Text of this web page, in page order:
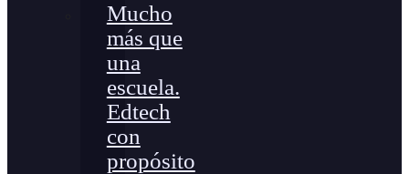
Mucho
más que
una
escuela.
Edtech
con
propósito